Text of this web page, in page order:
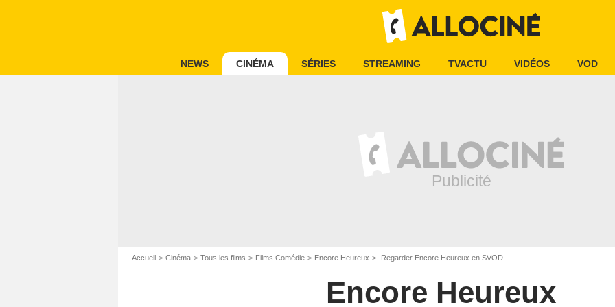
NEWS CINÉMA SÉRIES STREAMING TVACTU VIDÉOS VOD
Accueil Cinéma Tous les films Films Comédie Encore Heureux Regarder Encore Heureux en SVOD
Encore Heureux